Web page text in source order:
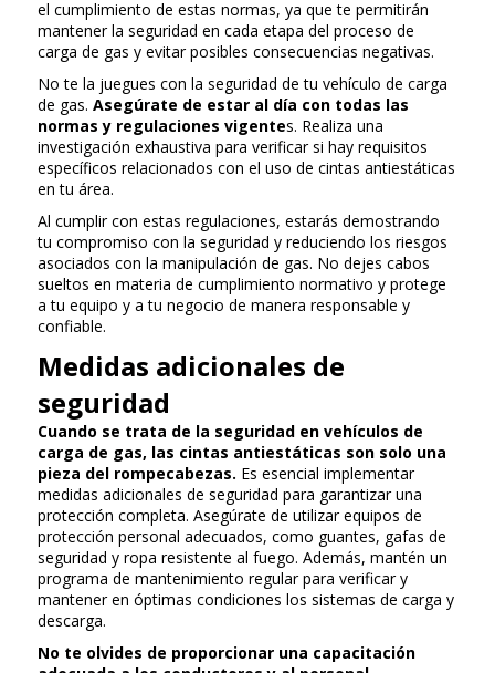
el cumplimiento de estas normas, ya que te permitirán
mantener la seguridad en cada etapa del proceso de
carga de gas y evitar posibles consecuencias negativas.
No te la juegues con la seguridad de tu vehículo de carga
de gas. Asegúrate de estar al día con todas las
normas y regulaciones vigentes. Realiza una
investigación exhaustiva para verificar si hay requisitos
específicos relacionados con el uso de cintas antiestáticas
en tu área.
Al cumplir con estas regulaciones, estarás demostrando
tu compromiso con la seguridad y reduciendo los riesgos
asociados con la manipulación de gas. No dejes cabos
sueltos en materia de cumplimiento normativo y protege
a tu equipo y a tu negocio de manera responsable y
confiable.
Medidas adicionales de
seguridad
Cuando se trata de la seguridad en vehículos de
carga de gas, las cintas antiestáticas son solo una
pieza del rompecabezas. Es esencial implementar
medidas adicionales de seguridad para garantizar una
protección completa. Asegúrate de utilizar equipos de
protección personal adecuados, como guantes, gafas de
seguridad y ropa resistente al fuego. Además, mantén un
programa de mantenimiento regular para verificar y
mantener en óptimas condiciones los sistemas de carga y
descarga.
No te olvides de proporcionar una capacitación